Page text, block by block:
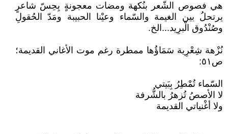
هي فصوص الشّعر بنُكهة ومضات معجونةٍ بِحِسّ شاعرٍ
يرتحلُ بين الغيمة والسّماء وعيْنا الحبيبة ومَدّ الحُقولِ
وصُنْدُوق الْبرِيد...الخ.
نُزْهة شِعْرِية سَمَاؤُها ممطرة رغم موت الأغاني القديمة؛
ص٥١:
السّماء تُمْطِرُ بِبَيتي
لا الأصصُ تُزهرُ بالشُّرفة
ولا أغْنياتي القديمة